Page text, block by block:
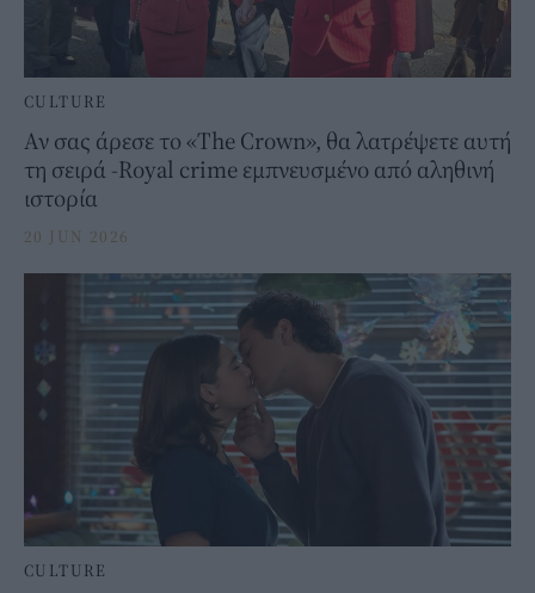
CULTURE
Αν σας άρεσε το «The Crown», θα λατρέψετε αυτή
τη σειρά -Royal crime εμπνευσμένo από αληθινή
ιστορία
20 JUN 2026
CULTURE